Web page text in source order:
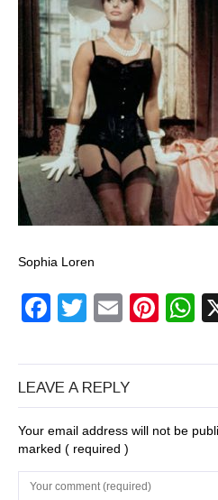
un craniu de
dinozaur Mongoliei
Mulţi soldaţi
canadieni sunt
stresaţi psihologic
Timna Park şi
Minele regelui
Solomon
Salvat de la înec de
fiinţe verzi
cerul Spaniei
enigmatice de la
Gobelki Tepe din
Sophia Loren
Facebook
Twitter
Email
LEAVE A REPLY
Your email address will not be
marked ( required )